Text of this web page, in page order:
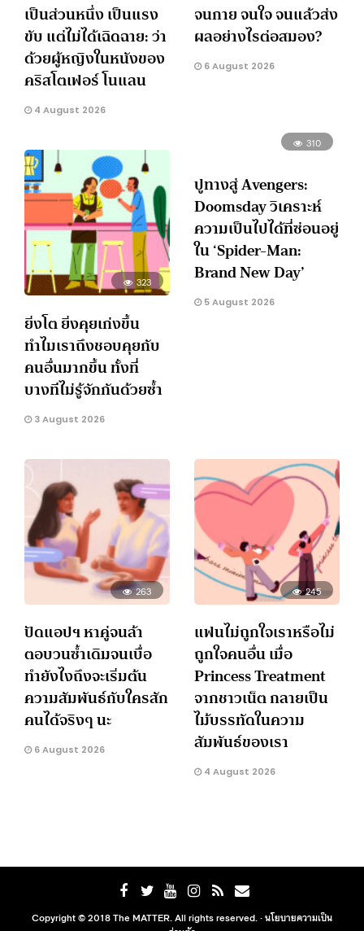
เป็นส่วนหนึ่ง เป็นแรง
ขับ แต่ไม่ได้เฉิดฉาย: ว่า
ด้วยผู้หญิงในหนังของ
คริสโตเฟอร์ โนแลน
4 August 2026
จนกาย จนใจ จนแล้วส่ง
ผลอย่างไรต่อสมอง?
6 August 2026
323
ยิ่งโต ยิ่งคุยเก่งขึ้น
ทำไมเราถึงชอบคุยกับ
คนอื่นมากขึ้น ทั้งที่
บางทีไม่รู้จักกันด้วยซ้ำ
3 August 2026
310
ปูทางสู่ Avengers:
Doomsday วิเคราะห์
ความเป็นไปได้ที่ซ่อนอยู่
ใน ‘Spider-Man:
Brand New Day’
5 August 2026
263
ปัดแอปฯ หาคู่จนล้า
ตอบวนซ้ำเดิมจนเบื่อ
ทำยังไงถึงจะเริ่มต้น
ความสัมพันธ์กับใครสัก
คนได้จริงๆ นะ
6 August 2026
245
แฟนไม่ถูกใจเราหรือไม่
ถูกใจคนอื่น เมื่อ
Princess Treatment
จากชาวเน็ต กลายเป็น
ไม้บรรทัดในความ
สัมพันธ์ของเรา
4 August 2026
Copyright © 2018 The MATTER. All rights reserved. ·นโยบายความเป็น